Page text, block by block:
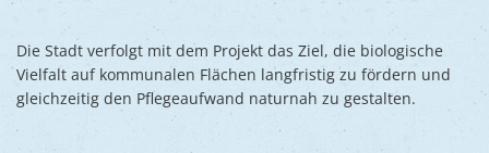
Die Stadt verfolgt mit dem Projekt das Ziel, die biologische
Vielfalt auf kommunalen Flächen langfristig zu fördern und
gleichzeitig den Pflegeaufwand naturnah zu gestalten.